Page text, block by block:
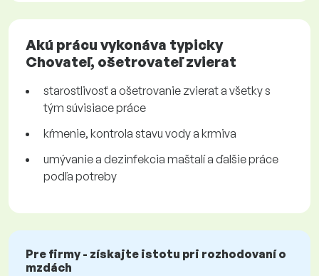
Akú prácu vykonáva typicky
Chovateľ, ošetrovateľ zvierat
starostlivosť a ošetrovanie zvierat a všetky s
tým súvisiace práce
kŕmenie, kontrola stavu vody a krmiva
umývanie a dezinfekcia maštalí a ďalšie práce
podľa potreby
Pre firmy - získajte istotu pri rozhodovaní o
mzdách